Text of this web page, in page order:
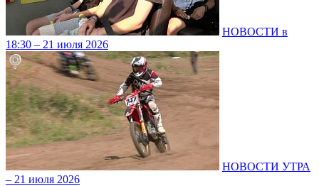
НОВОСТИ в
18:30 – 21 июля 2026
НОВОСТИ УТРА
– 21 июля 2026